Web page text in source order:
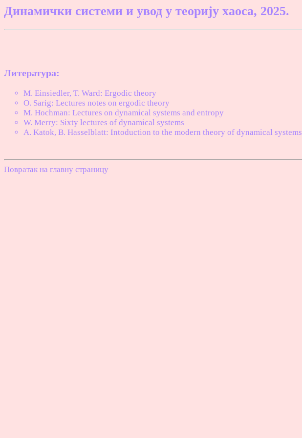
Динамички системи и увод у теорију хаоса, 2025.
Литература:
M. Einsiedler, T. Ward: Ergodic theory
O. Sarig: Lectures notes on ergodic theory
M. Hochman: Lectures on dynamical systems and entropy
W. Merry: Sixty lectures of dynamical systems
A. Katok, B. Hasselblatt: Intoduction to the modern theory of dynamical systems
Повратак на главну страницу